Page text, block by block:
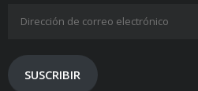
electrónico
SUSCRIBIR